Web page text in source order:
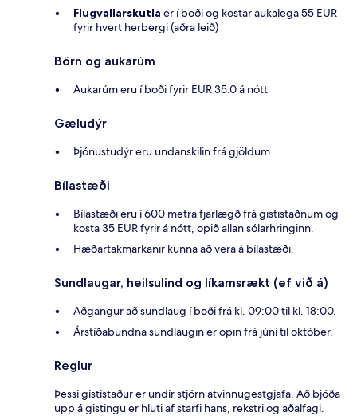
Flugvallarskutla er í boði og kostar aukalega 55 EUR
fyrir hvert herbergi (aðra leið)
Börn og aukarúm
Aukarúm eru í boði fyrir EUR 35.0 á nótt
Gæludýr
Þjónustudýr eru undanskilin frá gjöldum
Bílastæði
Bílastæði eru í 600 metra fjarlægð frá gististaðnum og
kosta 35 EUR fyrir á nótt, opið allan sólarhringinn.
Hæðartakmarkanir kunna að vera á bílastæði.
Sundlaugar, heilsulind og líkamsrækt (ef við á)
Aðgangur að sundlaug í boði frá kl. 09:00 til kl. 18:00.
Árstíðabundna sundlaugin er opin frá júní til október.
Reglur
Þessi gististaður er undir stjórn atvinnugestgjafa. Að bjóða
upp á gistingu er hluti af starfi hans, rekstri og aðalfagi.